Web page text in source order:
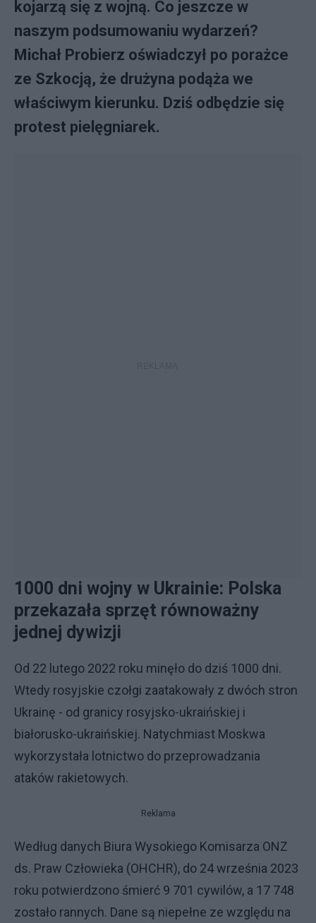
kojarzą się z wojną. Co jeszcze w
naszym podsumowaniu wydarzeń?
Michał Probierz oświadczył po porażce
ze Szkocją, że drużyna podąża we
właściwym kierunku. Dziś odbędzie się
protest pielęgniarek.
1000 dni wojny w Ukrainie: Polska
przekazała sprzęt równoważny
jednej dywizji
Od 22 lutego 2022 roku minęło do dziś 1000 dni.
Wtedy rosyjskie czołgi zaatakowały z dwóch stron
Ukrainę - od granicy rosyjsko-ukraińskiej i
białorusko-ukraińskiej. Natychmiast Moskwa
wykorzystała lotnictwo do przeprowadzania
ataków rakietowych.
Reklama
Według danych Biura Wysokiego Komisarza ONZ
ds. Praw Człowieka (OHCHR), do 24 września 2023
roku potwierdzono śmierć 9 701 cywilów, a 17 748
zostało rannych. Dane są niepełne ze względu na